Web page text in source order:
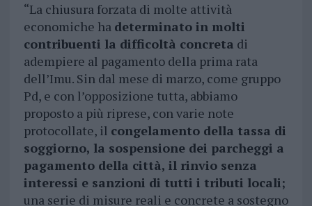
“La chiusura forzata di molte attività
economiche ha determinato in molti
contribuenti la difficoltà concreta di
adempiere al pagamento della prima rata
dell’Imu. Sin dal mese di marzo, come gruppo
Pd, e con l’opposizione tutta, abbiamo
proposto a più riprese, con varie note
protocollate, il congelamento della tassa di
soggiorno, la sospensione dei parcheggi a
pagamento della città, il rinvio senza
interessi e sanzioni di tutti i tributi locali;
una serie di misure reali e concrete a sostegno